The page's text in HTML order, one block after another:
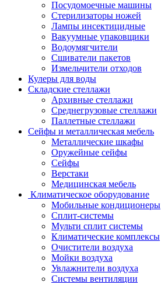
Посудомоечные машины
Стерилизаторы ножей
Лампы инсектицидные
Вакуумные упаковщики
Водоумягчители
Сшиватели пакетов
Измельчители отходов
Кулеры для воды
Складские стеллажи
Архивные стеллажи
Среднегрузовые стеллажи
Паллетные стеллажи
Сейфы и металлическая мебель
Металлические шкафы
Оружейные сейфы
Сейфы
Верстаки
Медицинская мебель
Климатическое оборудование
Мобильные кондиционеры
Сплит-системы
Мульти сплит системы
Климатические комплексы
Очистители воздуха
Мойки воздуха
Увлажнители воздуха
Системы вентиляции